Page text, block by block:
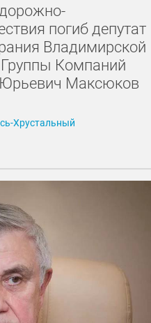
дорожно-
погиб депутат
Владимирской
Группы Компаний
Максюков
Хрустальный